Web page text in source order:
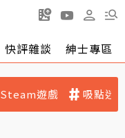
快評雜談 紳士專區
Steam遊戲 吸點迷